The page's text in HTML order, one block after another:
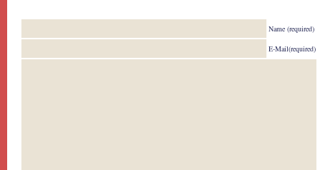
Name (required)
E-Mail(required)